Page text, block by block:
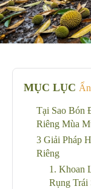
MỤC LỤC Ẩn
Tại Sao Bón
Riêng Mùa
3 Giải Pháp
Riêng
1. Khoan
Rụng Trái